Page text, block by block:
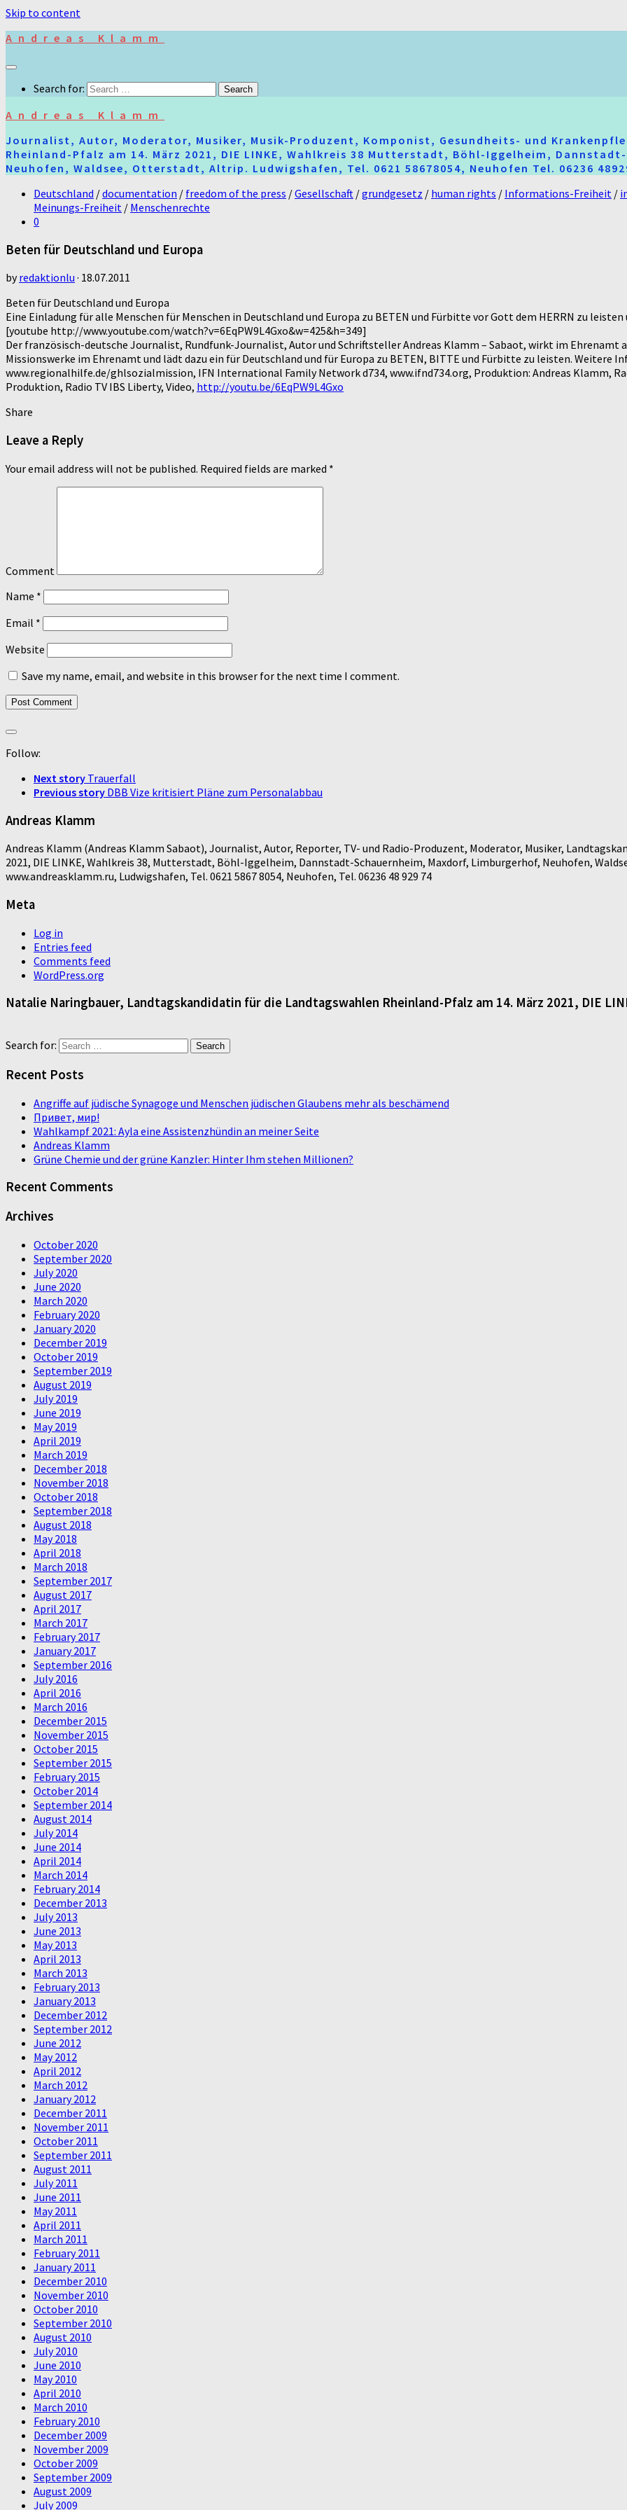
Skip to content
Andreas Klamm
Search for:
Andreas Klamm
Journalist, Autor, Moderator, Musiker, Musik-Produzent, Komponist, Gesundheits- und
Rheinland-Pfalz am 14. März 2021, DIE LINKE, Wahlkreis 38 Mutterstadt, Böhl-Iggelheim,
Neuhofen, Waldsee, Otterstadt, Altrip. Ludwigshafen, Tel. 0621 58678054, Neuhofen Tel. 06236
Deutschland /documentation / freedom of the press /Gesellschaft /grundgesetz / human rights / Informations-Freiheit /
Meinungs-Freiheit / Menschenrechte
0
Beten für Deutschland und Europa
byredaktionlu · 18.07.2011
Beten für Deutschland und Europa
Eine Einladung für alle Menschen für Menschen in Deutschland und Europa zu BETEN und Fürbitte vor Gott dem HERRN zu leisten
[youtube http://www.youtube.com/watch?v=6EqPW9L4Gxo&w=425&h=349]
Der französisch-deutsche Journalist, Rundfunk-Journalist, Autor und Schriftsteller Andreas Klamm – Sabaot, wirkt im
Missionswerke im Ehrenamt und lädt dazu ein für Deutschland und für Europa zu BETEN, BITTE und Fürbitte zu leisten. Weitere
www.regionalhilfe.de/ghlsozialmission, IFN International Family Network d734, www.ifnd734.org, Produktion: Andreas Klamm,
Produktion, Radio TV IBS Liberty, Video, http://youtu.be/6EqPW9L4Gxo
Share
Leave a Reply
Your email address will not be published. Required fields are marked *
Comment
Name *
Email *
Website
Save my name, email, and website in this browser for the next time I comment.
Follow:
Next story Trauerfall
Previous story DBB Vize kritisiert Pläne zum Personalabbau
Andreas Klamm
Andreas Klamm (Andreas Klamm Sabaot), Journalist, Autor, Reporter, TV- und Radio-Produzent, Moderator, Musiker,
2021, DIE LINKE, Wahlkreis 38, Mutterstadt, Böhl-Iggelheim, Dannstadt-Schauernheim, Maxdorf, Limburgerhof, Neuhofen,
www.andreasklamm.ru, Ludwigshafen, Tel. 0621 5867 8054, Neuhofen, Tel. 06236 48 929 74
Meta
Log in
Entries feed
Comments feed
WordPress.org
Natalie Naringbauer, Landtagskandidatin für die Landtagswahlen Rheinland-Pfalz am 14. März 2021, DIE
Search for:
Recent Posts
Angriffe auf jüdische Synagoge und Menschen jüdischen Glaubens mehr als beschämend
Привет, мир!
Wahlkampf 2021: Ayla eine Assistenzhündin an meiner Seite
Andreas Klamm
Grüne Chemie und der grüne Kanzler: Hinter Ihm stehen Millionen?
Recent Comments
Archives
October 2020
September 2020
July 2020
June 2020
March 2020
February 2020
January 2020
December 2019
October 2019
September 2019
August 2019
July 2019
June 2019
May 2019
April 2019
March 2019
December 2018
November 2018
October 2018
September 2018
August 2018
May 2018
April 2018
March 2018
September 2017
August 2017
April 2017
March 2017
February 2017
January 2017
September 2016
July 2016
April 2016
March 2016
December 2015
November 2015
October 2015
September 2015
February 2015
October 2014
September 2014
August 2014
July 2014
June 2014
April 2014
March 2014
February 2014
December 2013
July 2013
June 2013
May 2013
April 2013
March 2013
February 2013
January 2013
December 2012
September 2012
June 2012
May 2012
April 2012
March 2012
January 2012
December 2011
November 2011
October 2011
September 2011
August 2011
July 2011
June 2011
May 2011
April 2011
March 2011
February 2011
January 2011
December 2010
November 2010
October 2010
September 2010
August 2010
July 2010
June 2010
May 2010
April 2010
March 2010
February 2010
December 2009
November 2009
October 2009
September 2009
August 2009
July 2009